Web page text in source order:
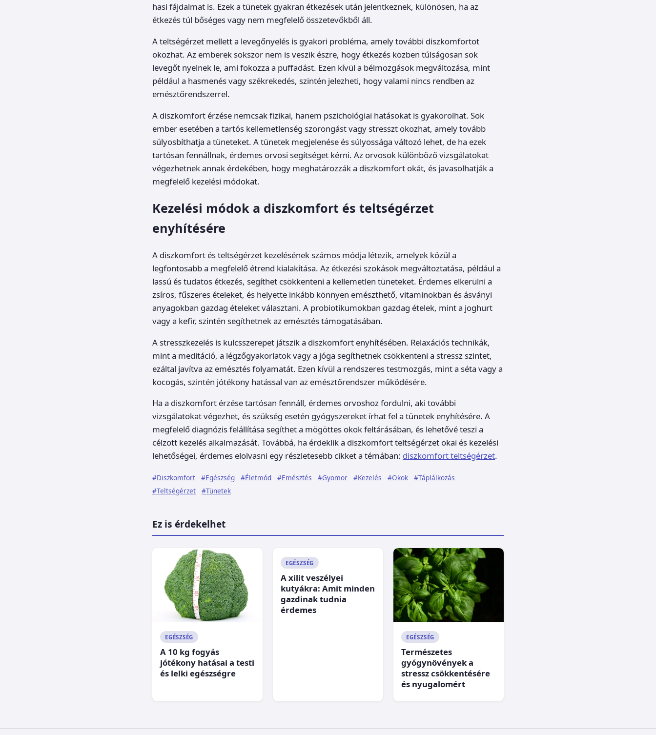
hasi fájdalmat is. Ezek a tünetek gyakran étkezések után jelentkeznek, különösen, ha az
étkezés túl bőséges vagy nem megfelelő összetevőkből áll.
A teltségérzet mellett a levegőnyelés is gyakori probléma, amely további diszkomfortot
okozhat. Az emberek sokszor nem is veszik észre, hogy étkezés közben túlságosan sok
levegőt nyelnek le, ami fokozza a puffadást. Ezen kívül a bélmozgások megváltozása, mint
például a hasmenés vagy székrekedés, szintén jelezheti, hogy valami nincs rendben az
emésztőrendszerrel.
A diszkomfort érzése nemcsak fizikai, hanem pszichológiai hatásokat is gyakorolhat. Sok
ember esetében a tartós kellemetlenség szorongást vagy stresszt okozhat, amely tovább
súlyosbíthatja a tüneteket. A tünetek megjelenése és súlyossága változó lehet, de ha ezek
tartósan fennállnak, érdemes orvosi segítséget kérni. Az orvosok különböző vizsgálatokat
végezhetnek annak érdekében, hogy meghatározzák a diszkomfort okát, és javasolhatják a
megfelelő kezelési módokat.
Kezelési módok a diszkomfort és teltségérzet
enyhítésére
A diszkomfort és teltségérzet kezelésének számos módja létezik, amelyek közül a
legfontosabb a megfelelő étrend kialakítása. Az étkezési szokások megváltoztatása, például a
lassú és tudatos étkezés, segíthet csökkenteni a kellemetlen tüneteket. Érdemes elkerülni a
zsíros, fűszeres ételeket, és helyette inkább könnyen emészthető, vitaminokban és ásványi
anyagokban gazdag ételeket választani. A probiotikumokban gazdag ételek, mint a joghurt
vagy a kefir, szintén segíthetnek az emésztés támogatásában.
A stresszkezelés is kulcsszerepet játszik a diszkomfort enyhítésében. Relaxációs technikák,
mint a meditáció, a légzőgyakorlatok vagy a jóga segíthetnek csökkenteni a stressz szintet,
ezáltal javítva az emésztés folyamatát. Ezen kívül a rendszeres testmozgás, mint a séta vagy a
kocogás, szintén jótékony hatással van az emésztőrendszer működésére.
Ha a diszkomfort érzése tartósan fennáll, érdemes orvoshoz fordulni, aki további
vizsgálatokat végezhet, és szükség esetén gyógyszereket írhat fel a tünetek enyhítésére. A
megfelelő diagnózis felállítása segíthet a mögöttes okok feltárásában, és lehetővé teszi a
célzott kezelés alkalmazását. Továbbá, ha érdeklik a diszkomfort teltségérzet okai és kezelési
lehetőségei, érdemes elolvasni egy részletesebb cikket a témában: diszkomfort teltségérzet.
#Diszkomfort #Egészség #Életmód #Emésztés #Gyomor #Kezelés #Okok
#Táplálkozás
#Teltségérzet
#Tünetek
Ez is érdekelhet
EGÉSZSÉG
A 10 kg fogyás
jótékony hatásai a testi
és lelki egészségre
EGÉSZSÉG
A xilit veszélyei
kutyákra: Amit minden
gazdinak tudnia
érdemes
EGÉSZSÉG
Természetes
gyógynövények a
stressz csökkentésére
és nyugalomért